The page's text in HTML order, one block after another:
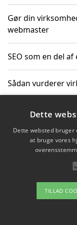
Gør din
webmaster
SEO som en del
Sådan vurderer
Sådan får du
Om /
Dette
Dette websted
at bruge vores
TILLAD